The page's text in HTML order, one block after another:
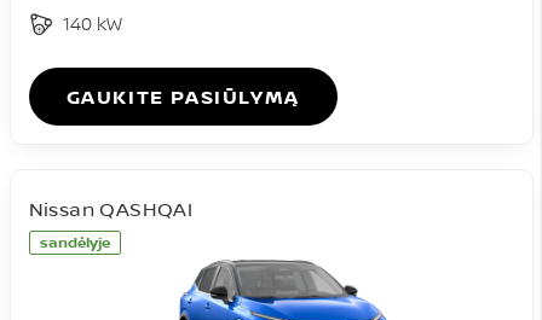
140 kW
GAUKITE PASIŪLYMĄ
sandėlyje
Nissan QASHQAI